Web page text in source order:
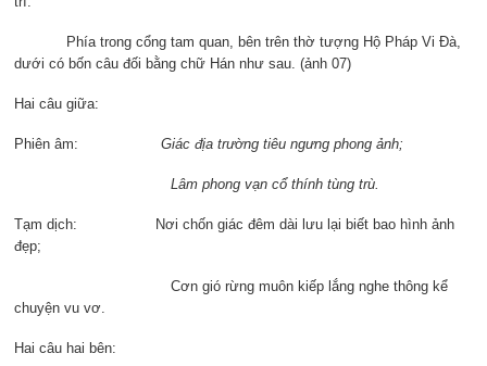
Phía trong cổng tam quan, bên trên thờ tượng Hộ Pháp Vi Đà,
dưới có bốn câu đối bằng chữ Hán như sau. (ảnh 07)
Hai câu giữa:
Phiên âm: Giác địa trường tiêu ngưng phong ảnh;
Lâm phong vạn cổ thính tùng trù.
Tạm dịch: Nơi chốn giác đêm dài lưu lại biết bao hình ảnh
đẹp;
Cơn gió rừng muôn kiếp lắng nghe thông kể
chuyện vu vơ.
Hai câu hai bên: